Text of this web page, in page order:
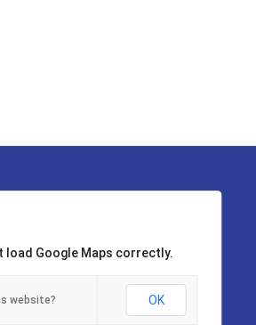
load Google Maps correctly.
website? OK